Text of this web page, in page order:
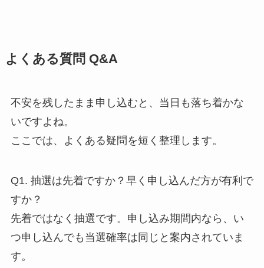
よくある質問 Q&A
不安を残したまま申し込むと、当日も落ち着かな
いですよね。
ここでは、よくある疑問を短く整理します。
Q1. 抽選は先着ですか？早く申し込んだ方が有利で
すか？
先着ではなく抽選です。申し込み期間内なら、い
つ申し込んでも当選確率は同じと案内されていま
す。